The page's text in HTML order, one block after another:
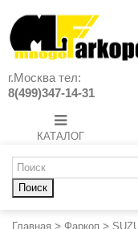
г.Москва тел:
8(499)347-14-31
КАТАЛОГ
Поиск
Главная > Фаркоп >